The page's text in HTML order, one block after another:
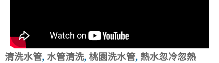
清洗水管, 水管清洗, 桃園洗水管, 熱水忽冷忽熱